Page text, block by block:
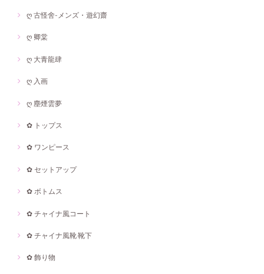
ღ 古怪舍-メンズ・遊幻齋
ღ 卿棠
ღ 大青龍肆
ღ 入画
ღ 塵煙雲夢
✿ トップス
✿ ワンピース
✿ セットアップ
✿ ボトムス
✿ チャイナ風コート
✿ チャイナ風靴·靴下
✿ 飾り物